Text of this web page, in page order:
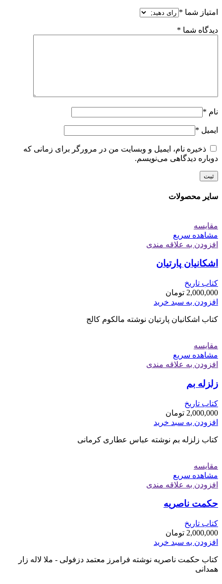
امتیاز شما *
دیدگاه شما *
نام *
ایمیل *
ذخیره نام، ایمیل و وبسایت من در مرورگر برای زمانی که
دوباره دیدگاهی می‌نویسم.
سایر محصولات
مقایسه
مشاهده سریع
افزودن به علاقه مندی
اشکانیان پارتیان
کتاب تاریخ
2,000,000 تومان
افزودن به سبد خرید
کتاب اشکانیان پارتیان نوشته مالکوم کالج
مقایسه
مشاهده سریع
افزودن به علاقه مندی
زلزله بم
کتاب تاریخ
2,000,000 تومان
افزودن به سبد خرید
کتاب زلزله بم نوشته عباس عطاری کرمانی
مقایسه
مشاهده سریع
افزودن به علاقه مندی
حکمت ناصریه
کتاب تاریخ
2,000,000 تومان
افزودن به سبد خرید
کتاب حکمت ناصریه نوشته فرامرز معتمد دزفولی - ملا لاله زار
همدانی